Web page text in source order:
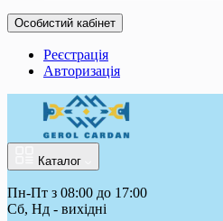
Особистий кабінет
Реєстрація
Авторизація
Каталог
Пн-Пт з 08:00 до 17:00
Сб, Нд - вихідні